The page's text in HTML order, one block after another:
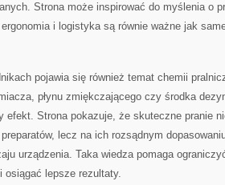
Strona może inspirować do myślenia o
i logistyka są równie ważne jak
pojawia się również temat chemii
płynu zmiękczającego czy środka
efekt. Strona pokazuje, że skuteczne pranie
lecz na ich rozsądnym
urządzenia. Taka wiedza pomaga
osiągać lepsze rezultaty.